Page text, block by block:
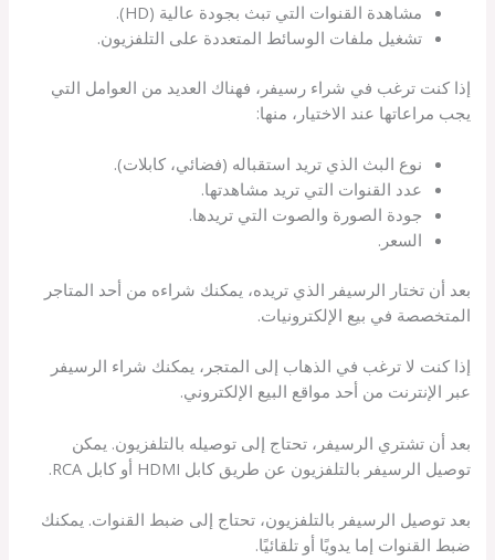
مشاهدة القنوات التي تبث بجودة عالية (HD).
تشغيل ملفات الوسائط المتعددة على التلفزيون.
إذا كنت ترغب في شراء رسيفر، فهناك العديد من العوامل التي
يجب مراعاتها عند الاختيار، منها:
نوع البث الذي تريد استقباله (فضائي، كابلات).
عدد القنوات التي تريد مشاهدتها.
جودة الصورة والصوت التي تريدها.
السعر.
بعد أن تختار الرسيفر الذي تريده، يمكنك شراءه من أحد المتاجر
المتخصصة في بيع الإلكترونيات.
إذا كنت لا ترغب في الذهاب إلى المتجر، يمكنك شراء الرسيفر
عبر الإنترنت من أحد مواقع البيع الإلكتروني.
بعد أن تشتري الرسيفر، تحتاج إلى توصيله بالتلفزيون. يمكن
توصيل الرسيفر بالتلفزيون عن طريق كابل HDMI أو كابل RCA.
بعد توصيل الرسيفر بالتلفزيون، تحتاج إلى ضبط القنوات. يمكنك
ضبط القنوات إما يدويًا أو تلقائيًا.